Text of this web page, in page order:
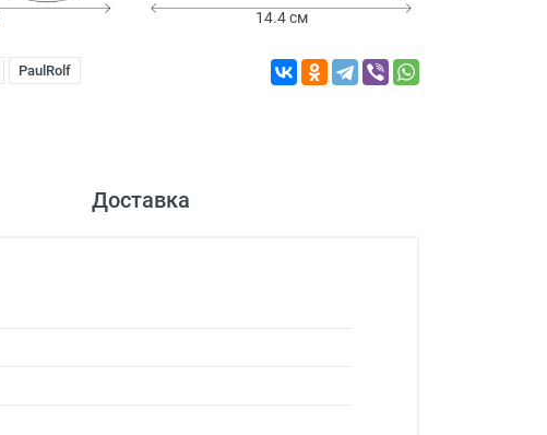
14.4 см
PaulRolf
Доставка